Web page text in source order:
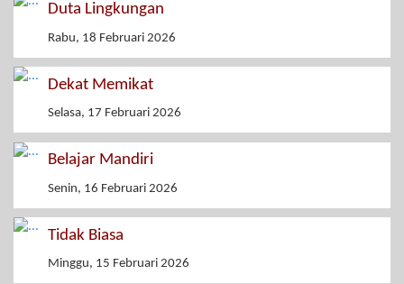
Duta Lingkungan
Rabu, 18 Februari 2026
Dekat Memikat
Selasa, 17 Februari 2026
Belajar Mandiri
Senin, 16 Februari 2026
Tidak Biasa
Minggu, 15 Februari 2026